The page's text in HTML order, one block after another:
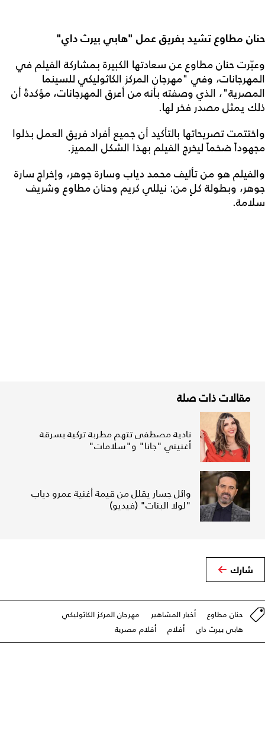
حنان مطاوع تشيد بفريق عمل "هابي بيرث داي"
وعبّرت حنان مطاوع عن سعادتها الكبيرة بمشاركة الفيلم في
المهرجانات، وفي "مهرجان المركز الكاثوليكي للسينما
المصرية"، الذي وصفته بأنه من أعرق المهرجانات، مؤكدةً أن
ذلك يمثل مصدر فخر لها.
واختتمت تصريحاتها بالتأكيد أن جميع أفراد فريق العمل بذلوا
مجهوداً ضخماً ليخرج الفيلم بهذا الشكل المميز.
والفيلم هو من تأليف محمد دياب وسارة جوهر، وإخراج سارة
جوهر، وبطولة كلٍ من: نيللي كريم وحنان مطاوع وشريف
سلامة.
مقالات ذات صلة
نادية مصطفى تتهم مطربة تركية بسرقة
أغنيتي "جانا" و"سلامات"
وائل جسار يقلل من قيمة أغنية عمرو دياب
"لولا البنات" (فيديو)
شارك
حنان مطاوع أخبار المشاهير
مهرجان المركز الكاثوليكي
هابي بيرث داي
أفلام أفلام مصرية